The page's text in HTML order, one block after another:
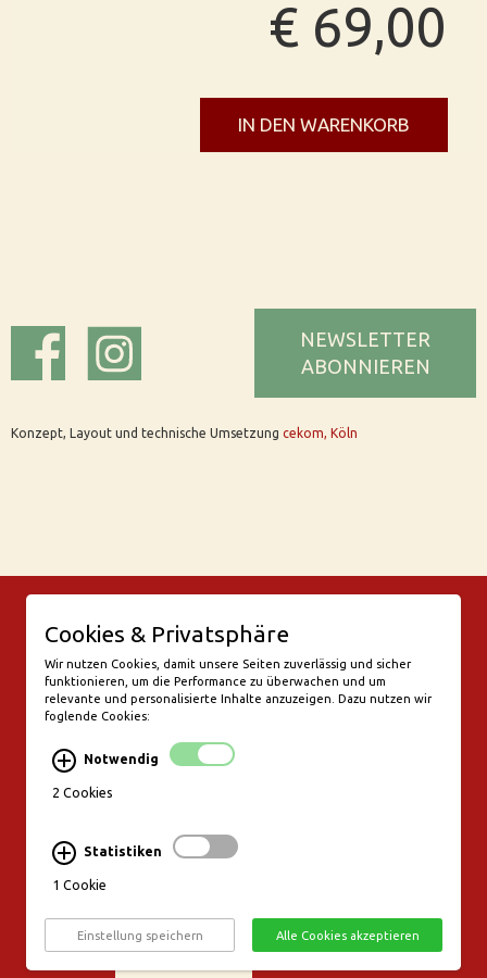
€ 69,00
IN DEN WARENKORB
Konzept, Layout und technische Umsetzung cekom, Köln
NEWSLETTER
ABONNIEREN
Friesenwall 58
50672 Köln
valentine@bar-rix.de
Di + Mi Weinproben
Do 17:00-23:00
Fr - Sa 17:00 - 01:00
Stornierungsbedingungen
Datenschutz
Cookies & Privatsphäre
Wir nutzen Cookies, damit unsere Seiten zuverlässig und sicher
funktionieren, um die Performance zu überwachen und um
relevante und personalisierte Inhalte anzuzeigen. Dazu nutzen wir
foglende Cookies:
Notwendig
2 Cookies
Statistiken
1 Cookie
Einstellung speichern Alle Cookies akzeptieren